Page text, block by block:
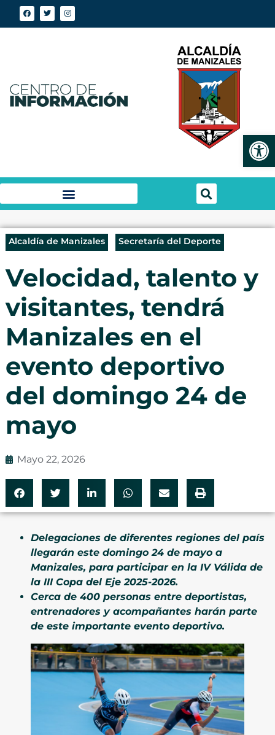
Alcaldía de Manizales Secretaría del Deporte
Velocidad, talento y
visitantes, tendrá
Manizales en el
evento deportivo
del domingo 24 de
mayo
Mayo 22, 2026
Delegaciones de diferentes regiones del país
llegarán este domingo 24 de mayo a
Manizales, para participar en la IV Válida de
la III Copa del Eje 2025-2026.
Cerca de 400 personas entre deportistas,
entrenadores y acompañantes harán parte
de este importante evento deportivo.